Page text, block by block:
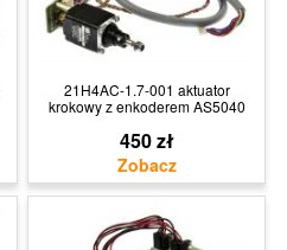
21H4AC-1.7-001 aktuator
krokowy z enkoderem AS5040
450 zł